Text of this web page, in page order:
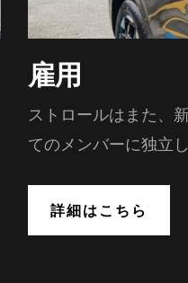
雇用
ストロールはまた、
てのメンバーに独立
詳細はこちら